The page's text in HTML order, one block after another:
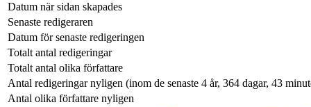
Datum när sidan skapades
Senaste redigeraren
Datum för senaste redigeringen
Totalt antal redigeringar
Totalt antal olika författare
Antal redigeringar nyligen (inom de senaste 4 år, 364 dagar, 43
Antal olika författare nyligen